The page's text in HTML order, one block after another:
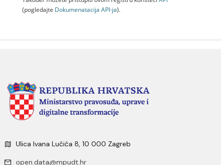
(pogledajte Dokumenаtаcijа API-jа).